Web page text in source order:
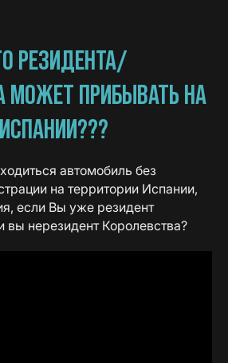
РЕЗИДЕНТА/
МОЖЕТ ПРИБЫВАТЬ НА
автомобиль без
на территории Испании,
если Вы уже резидент
вы нерезидент Королевства?